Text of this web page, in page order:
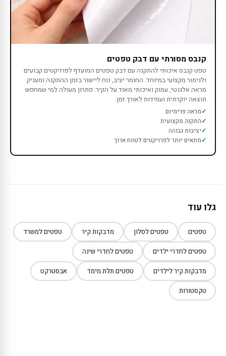
קנבס מסורתי עם דבק טפטים
טפט קנבס איכותי להתקנה עם דבק טפטים המועדף לפרויקטים קבועים
ולגימור מקצועי במיוחד. החומר יציב, נוח ליישור בזמן ההתקנה ומעניק
מראה אלגנטי, עמוק ואיכותי מאוד על הקיר. פתרון מעולה למי שמחפש
תוצאה יוקרתית ועמידות לאורך זמן.
מראה פרימיום
התקנה מקצועית
יציבות גבוהה
מתאים יותר לפרויקטים לטווח ארוך
גלו עוד
טפטים טפטים לסלון מדבקות קיר טפטים למשרד
טפטים לחדרי ילדים טפטים לחדרי שינה
מדבקות קיר לילדים טפטים תלת מימד אבסטרקט
טקסטורות